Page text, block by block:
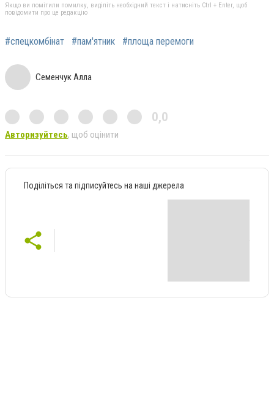
Якщо ви помітили помилку, виділіть необхідний текст і натисніть Ctrl + Enter, щоб
повідомити про це редакцію
#спецкомбінат #пам'ятник #площа перемоги
Семенчук Алла
0,0
Авторизуйтесь, щоб оцінити
Поділіться та підписуйтесь на наші джерела